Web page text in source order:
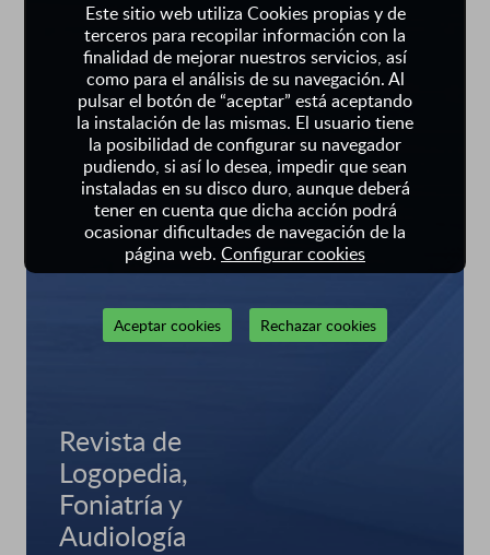
Este sitio web utiliza Cookies propias y de
terceros para recopilar información con la
finalidad de mejorar nuestros servicios, así
como para el análisis de su navegación. Al
pulsar el botón de “aceptar” está aceptando
la instalación de las mismas. El usuario tiene
la posibilidad de configurar su navegador
pudiendo, si así lo desea, impedir que sean
instaladas en su disco duro, aunque deberá
tener en cuenta que dicha acción podrá
ocasionar dificultades de navegación de la
página web. Configurar cookies
Aceptar cookies Rechazar cookies
Revista de
Logopedia,
Foniatría y
Audiología